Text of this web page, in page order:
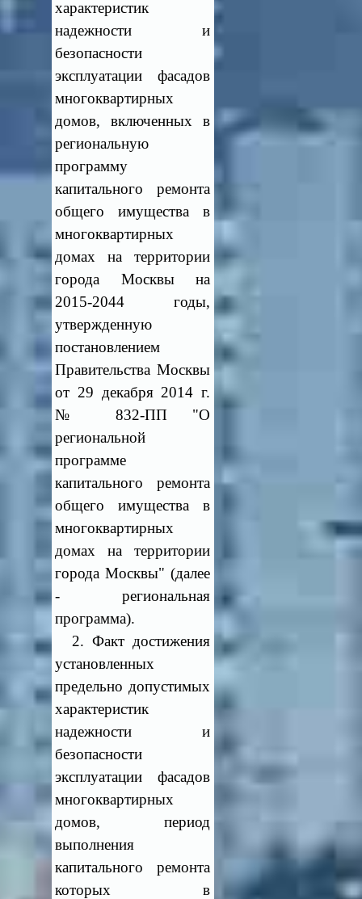
характеристик
надежности и
безопасности
эксплуатации фасадов
многоквартирных
домов, включенных в
региональную
программу
капитального ремонта
общего имущества в
многоквартирных
домах на территории
города Москвы на
2015-2044 годы,
утвержденную
постановлением
Правительства Москвы
от 29 декабря 2014 г.
№ 832-ПП "О
региональной
программе
капитального ремонта
общего имущества в
многоквартирных
домах на территории
города Москвы" (далее
- региональная
программа).
2. Факт достижения
установленных
предельно допустимых
характеристик
надежности и
безопасности
эксплуатации фасадов
многоквартирных
домов, период
выполнения
капитального ремонта
которых в